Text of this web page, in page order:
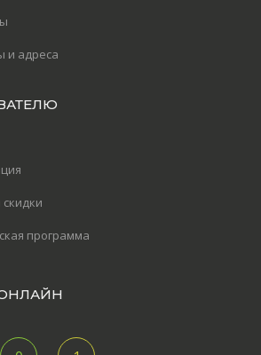
и адреса
программа